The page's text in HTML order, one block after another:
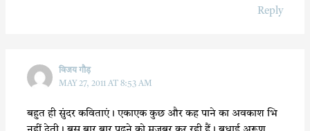
Reply
विजय गौड़
MAY 27, 2011 AT 8:53 AM
बहुत ही सुंदर कविताएं। एकाएक कुछ और कह पाने का अवकाश भि